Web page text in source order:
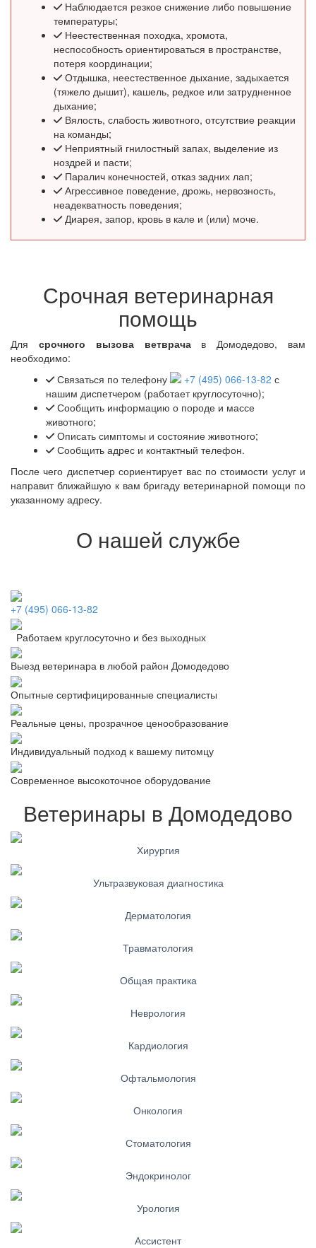
Наблюдается резкое снижение либо повышение
температуры;
Неестественная походка, хромота,
неспособность ориентироваться в пространстве,
потеря координации;
Отдышка, неестественное дыхание, задыхается
(тяжело дышит), кашель, редкое или затрудненное
дыхание;
Вялость, слабость животного, отсутствие реакции
на команды;
Неприятный гнилостный запах, выделение из
ноздрей и пасти;
Паралич конечностей, отказ задних лап;
Агрессивное поведение, дрожь, нервозность,
неадекватность поведения;
Диарея, запор, кровь в кале и (или) моче.
Срочная ветеринарная
помощь
Для срочного вызова ветврачав Домодедово, вам
необходимо:
Связаться по телефону
+7 (495) 066-13-82 с
нашим диспетчером (работает круглосуточно);
Сообщить информацию о породе и массе
животного;
Описать симптомы и состояние животного;
Сообщить адрес и контактный телефон.
После чего диспетчер сориентирует вас по стоимости услуг и
направит ближайшую к вам бригаду ветеринарной помощи по
указанному адресу.
О нашей службе
+7 (495) 066-13-82
Работаем круглосуточно и без выходных
Выезд ветеринара в любой район Домодедово
Опытные сертифицированные специалисты
Реальные цены, прозрачное ценообразование
Индивидуальный подход к вашему питомцу
Современное высокоточное оборудование
Ветеринары в Домодедово
Хирургия
Ультразвуковая диагностика
Дерматология
Травматология
Общая практика
Неврология
Кардиология
Офтальмология
Онкология
Стоматология
Эндокринолог
Урология
Ассистент